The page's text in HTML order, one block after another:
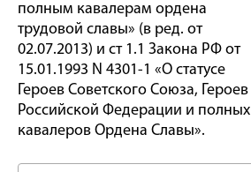
полным кавалерам ордена
трудовой славы» (в ред. от
02.07.2013) и ст 1.1 Закона РФ от
15.01.1993 N 4301-1 «О статусе
Героев Советского Союза, Героев
Российской Федерации и полных
кавалеров Ордена Славы».